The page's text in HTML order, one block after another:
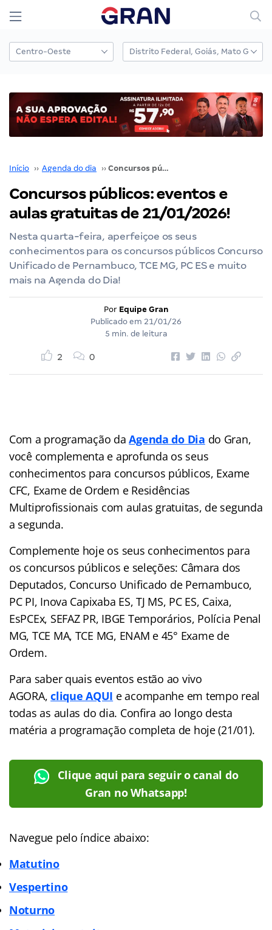
Início ›› Agenda do dia ›› Concursos públicos: eventos e aulas gratuitas de 21/01/2026!
Concursos públicos: eventos e
aulas gratuitas de 21/01/2026!
Nesta quarta-feira, aperfeiçoe os seus
conhecimentos para os concursos públicos Concurso
Unificado de Pernambuco, TCE MG, PC ES e muito
mais na Agenda do Dia!
Por Equipe Gran
Publicado em 21/01/26
5 min. de leitura
2 0
Com a programação daAgenda do Dia do Gran,
você complementa e aprofunda os seus
conhecimentos para concursos públicos, Exame
CFC, Exame de Ordem e Residências
Multiprofissionais com aulas gratuitas, de segunda
a segunda.
Complemente hoje os seus conhecimentos para
os concursos públicos e seleções: Câmara dos
Deputados, Concurso Unificado de Pernambuco,
PC PI, Inova Capixaba ES, TJ MS, PC ES, Caixa,
EsPCEx, SEFAZ PR, IBGE Temporários, Polícia Penal
MG, TCE MA, TCE MG, ENAM e 45° Exame de
Ordem.
Para saber quais eventos estão ao vivo
AGORA,clique AQUI e acompanhe em tempo real
todas as aulas do dia. Confira ao longo desta
matéria a programação completa de hoje (21/01).
Clique aqui para seguir o canal do
Gran no Whatsapp!
Navegue pelo índice abaixo:
Matutino
Vespertino
Noturno